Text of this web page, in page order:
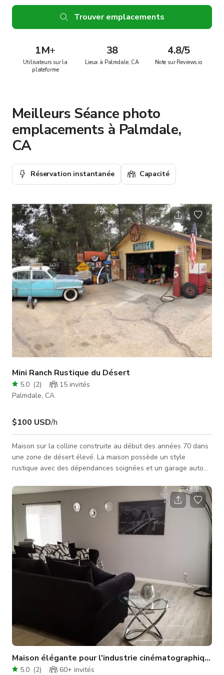
Trouver emplacements
1M+
Utilisateurs sur la
plateforme
38
Lieux à Palmdale, CA
4.8/5
Note sur Reviews.io
Meilleurs Séance photo
emplacements à Palmdale,
CA
Réservation instantanée Capacité
Mini Ranch Rustique du Désert
5.0 (2) 15 invités
Palmdale, CA
$100 USD/h
Maison sur la colline construite au début des années 70 dans
une zone de désert élevé. La maison possède un style
rustique avec des dépendances soignées et un garage auto
la propriété avec vue sur la montagne à l'avant et une belle
vue à l'arrière.
Maison élégante pour l'industrie cinématographique
5.0 (2) 60+ invités